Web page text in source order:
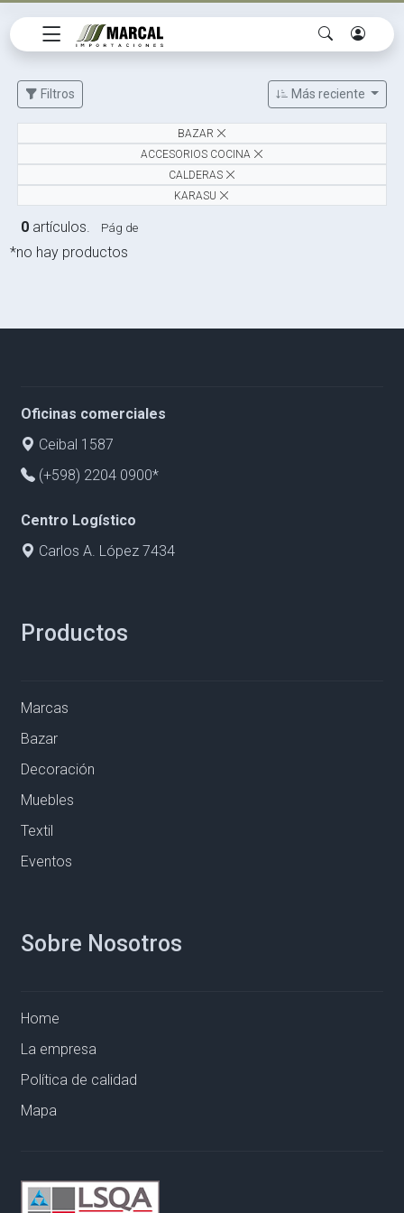
Filtros Más reciente
BAZAR
ACCESORIOS COCINA
CALDERAS
KARASU
*no hay productos
0 artículos. Pág de
Oficinas comerciales
Ceibal 1587
(+598) 2204 0900*
Centro Logístico
Carlos A. López 7434
Productos
Marcas
Bazar
Decoración
Muebles
Textil
Eventos
Sobre Nosotros
Home
La empresa
Política de calidad
Mapa